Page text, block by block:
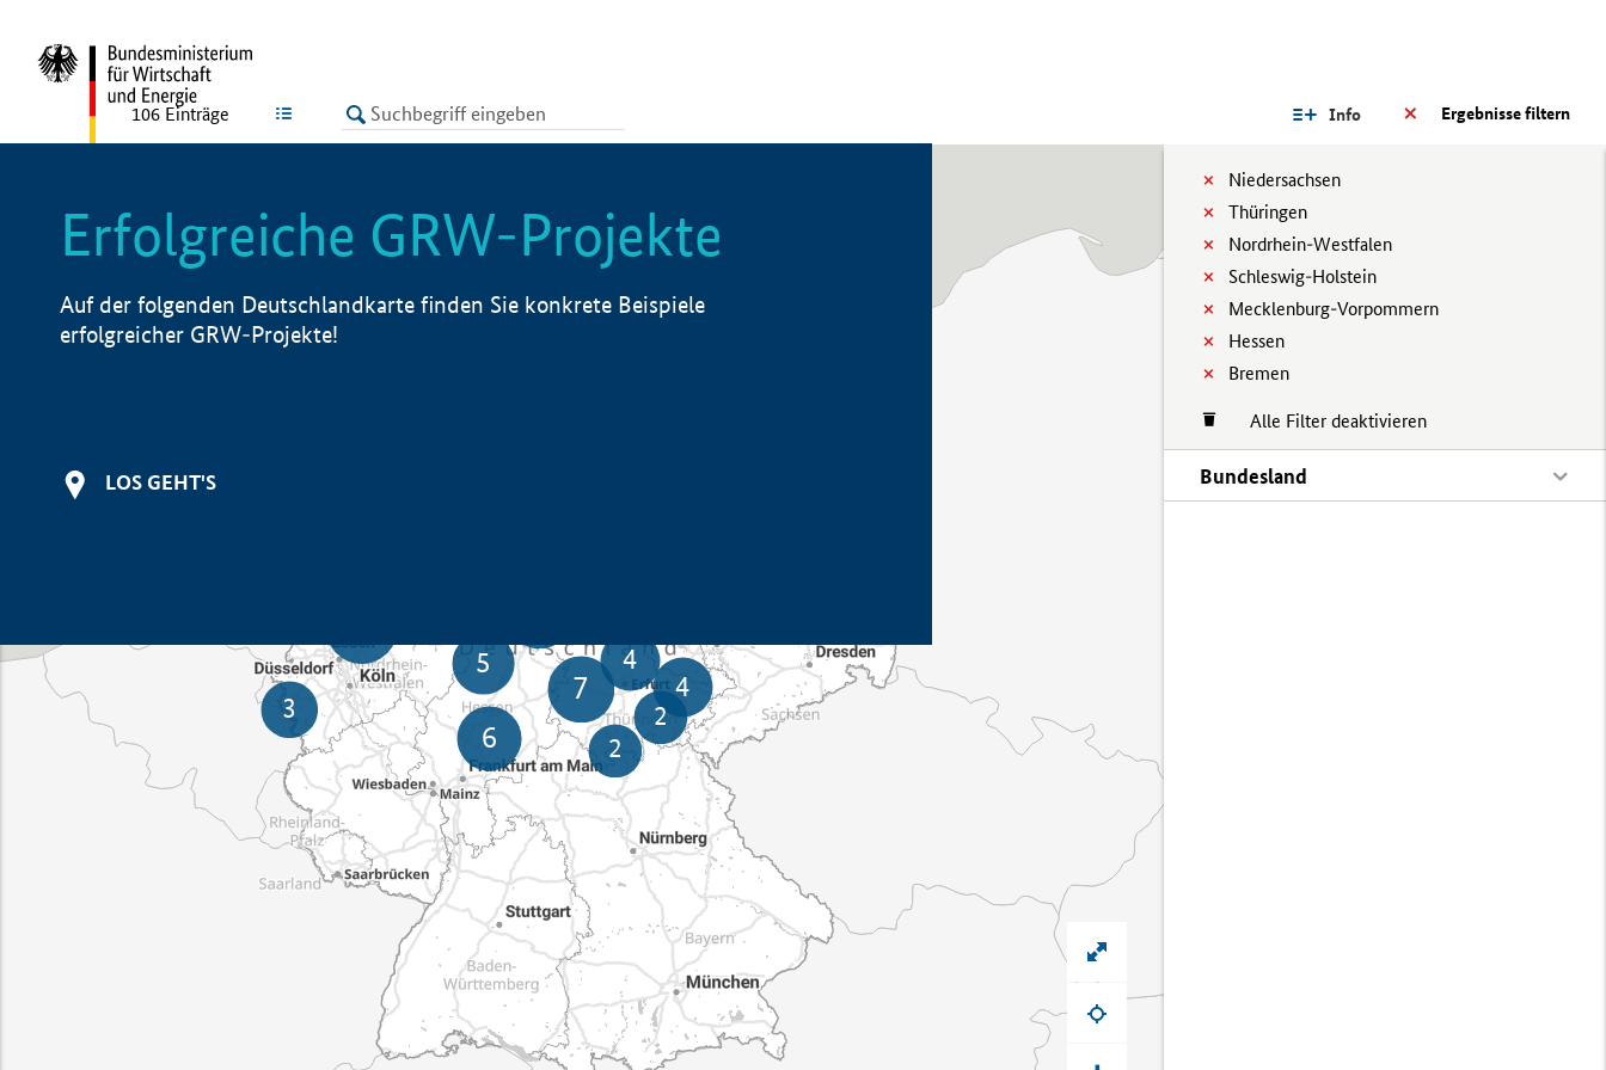
LISTE Ergebnisse filtern
Info
Niedersachsen
Thüringen
Nordrhein-Westfalen
Schleswig-Holstein
Mecklenburg-Vorpommern
Hessen
Bremen
Alle Filter deaktivieren
Bundesland
106 Einträge
Erfolgreiche GRW-Projekte
Auf der folgenden Deutschlandkarte finden Sie konkrete Beispiele
erfolgreicher GRW-Projekte!
LOS GEHT'S